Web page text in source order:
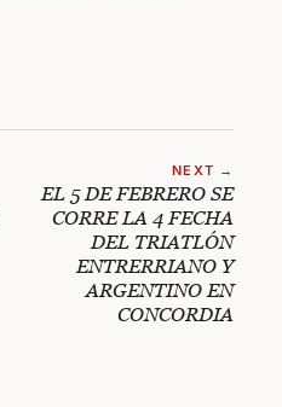
NEXT →
EL 5 DE FEBRERO SE
CORRE LA 4 FECHA
DEL TRIATLÓN
ENTRERRIANO Y
ARGENTINO EN
CONCORDIA